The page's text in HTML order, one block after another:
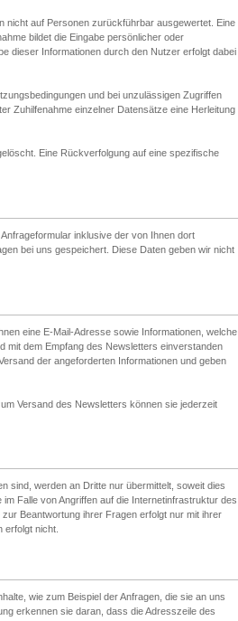
nicht auf Personen zurückführbar ausgewertet. Eine
bildet die Eingabe persönlicher oder
dieser Informationen durch den Nutzer erfolgt dabei
und bei unzulässigen Zugriffen
Zuhilfenahme einzelner Datensätze eine Herleitung
Eine Rückverfolgung auf eine spezifische
inklusive der von Ihnen dort
bei uns gespeichert. Diese Daten geben wir nicht
eine E-Mail-Adresse sowie Informationen, welche
mit dem Empfang des Newsletters einverstanden
der angeforderten Informationen und geben
Versand des Newsletters können sie jederzeit
sind, werden an Dritte nur übermittelt, soweit dies
Falle von Angriffen auf die Internetinfrastruktur des
Beantwortung ihrer Fragen erfolgt nur mit ihrer
erfolgt nicht.
wie zum Beispiel der Anfragen, die sie an uns
erkennen sie daran, dass die Adresszeile des